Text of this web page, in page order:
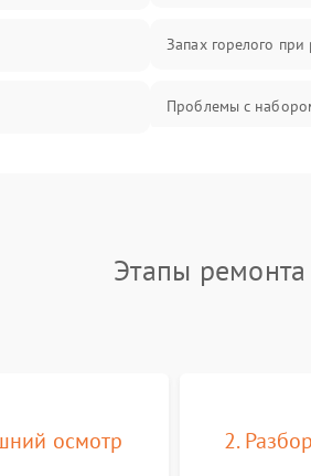
Запах горелого при
Проблемы с
Этапы
осмотр 2.